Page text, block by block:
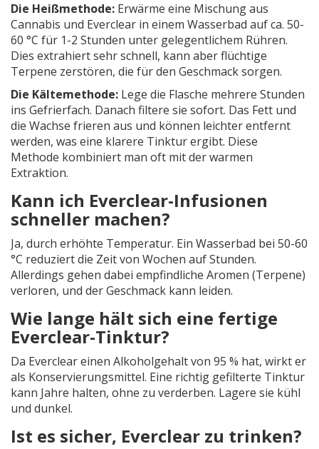
Die Heißmethode: Erwärme eine Mischung aus
Cannabis und Everclear in einem Wasserbad auf ca. 50-
60 °C für 1-2 Stunden unter gelegentlichem Rühren.
Dies extrahiert sehr schnell, kann aber flüchtige
Terpene zerstören, die für den Geschmack sorgen.
Die Kältemethode: Lege die Flasche mehrere Stunden
ins Gefrierfach. Danach filtere sie sofort. Das Fett und
die Wachse frieren aus und können leichter entfernt
werden, was eine klarere Tinktur ergibt. Diese
Methode kombiniert man oft mit der warmen
Extraktion.
Kann ich Everclear-Infusionen
schneller machen?
Ja, durch erhöhte Temperatur. Ein Wasserbad bei 50-60
°C reduziert die Zeit von Wochen auf Stunden.
Allerdings gehen dabei empfindliche Aromen (Terpene)
verloren, und der Geschmack kann leiden.
Wie lange hält sich eine fertige
Everclear-Tinktur?
Da Everclear einen Alkoholgehalt von 95 % hat, wirkt er
als Konservierungsmittel. Eine richtig gefilterte Tinktur
kann Jahre halten, ohne zu verderben. Lagere sie kühl
und dunkel.
Ist es sicher, Everclear zu trinken?